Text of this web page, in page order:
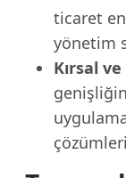
ticaret
yönetim
Kırsal